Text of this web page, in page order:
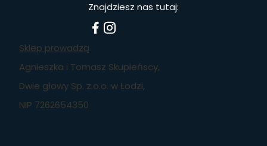
Znajdziesz nas tutaj:
Sklep prowadzą
Agnieszka i Tomasz Skupieńscy,
Dwie głowy Sp. z.o.o. w Łodzi,
NIP 7262654350